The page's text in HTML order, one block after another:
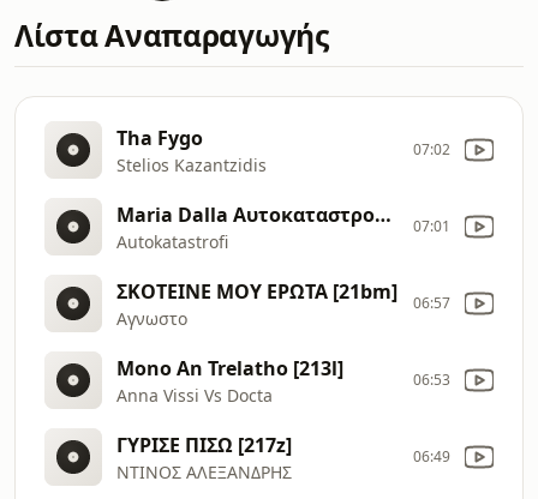
Λίστα Αναπαραγωγής
Tha Fygo
Stelios Kazantzidis
07:02
Maria Dalla Αυτοκαταστροφή
Autokatastrofi
07:01
ΣΚΟΤΕΙΝΕ ΜΟΥ ΕΡΩΤΑ [21bm]
Αγνωστο
06:57
Mono An Trelatho [213l]
Anna Vissi Vs Docta
06:53
ΓΥΡΙΣΕ ΠΙΣΩ [217z]
ΝΤΙΝΟΣ ΑΛΕΞΑΝΔΡΗΣ
06:49